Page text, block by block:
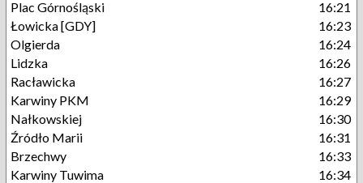
Plac Górnośląski
16:21
Łowicka [GDY]
16:23
Olgierda
16:24
Lidzka
16:26
Racławicka
16:27
Karwiny PKM
16:29
Nałkowskiej
16:30
Źródło Marii
16:31
Brzechwy
16:33
Karwiny Tuwima
16:34